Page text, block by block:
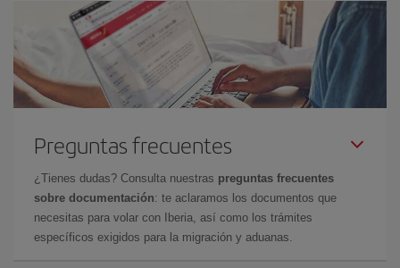
Preguntas frecuentes
¿Tienes dudas? Consulta nuestras preguntas frecuentes
sobre documentación: te aclaramos los documentos que
necesitas para volar con Iberia, así como los trámites
específicos exigidos para la migración y aduanas.